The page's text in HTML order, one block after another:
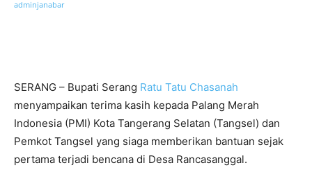
SERANG – Bupati Serang Ratu Tatu Chasanah
menyampaikan terima kasih kepada Palang Merah
Indonesia (PMI) Kota Tangerang Selatan (Tangsel) dan
Pemkot Tangsel yang siaga memberikan bantuan sejak
pertama terjadi bencana di Desa Rancasanggal.